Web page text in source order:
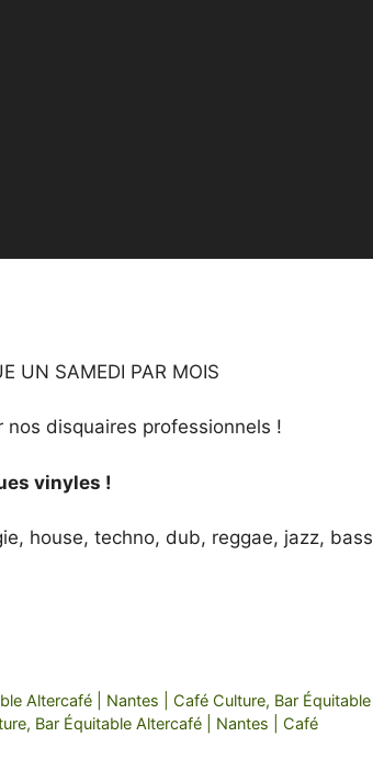
UN SAMEDI PAR MOIS
disquaires professionnels !
vinyles !
house, techno, dub, reggae, jazz, bass
Altercafé | Nantes | Café Culture, Bar Équitable
Bar Équitable Altercafé | Nantes | Café